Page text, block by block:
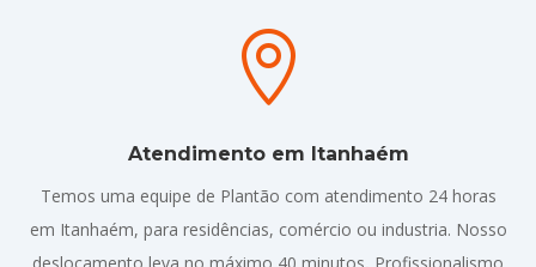

Atendimento em Itanhaém
Temos uma equipe de Plantão com atendimento 24 horas
em Itanhaém, para residências, comércio ou industria. Nosso
deslocamento leva no máximo 40 minutos, Profissionalismo